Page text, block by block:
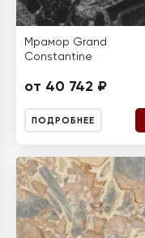
Мрамор Grand
Constantine
от 40 742 ₽
ПОДРОБНЕЕ